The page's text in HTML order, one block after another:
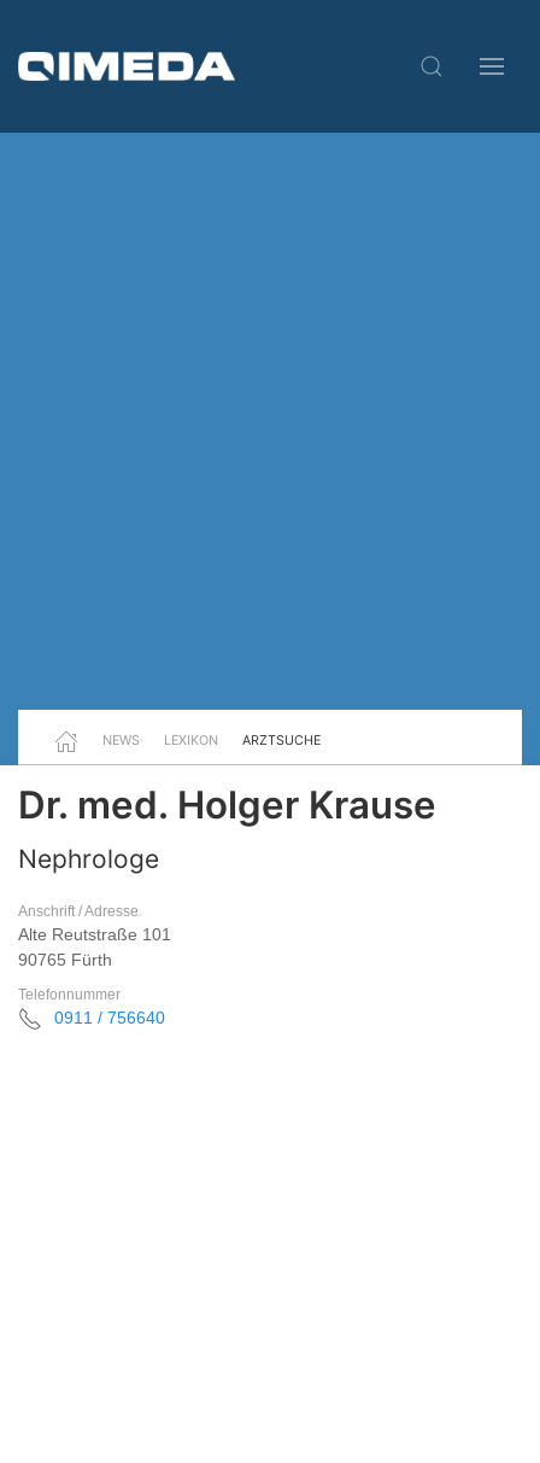
NEWS LEXIKON ARZTSUCHE
Dr. med. Holger Krause
Nephrologe
Anschrift / Adresse
Alte Reutstraße 101
90765 Fürth
Telefonnummer
0911 / 756640